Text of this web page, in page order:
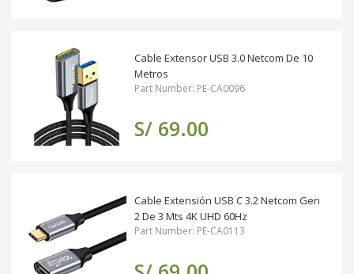
Cable Extensor USB 3.0 Netcom De 10
Metros
Part Number: PE-CA0096
S/ 69.00
Cable Extensión USB C 3.2 Netcom Gen
2 De 3 Mts 4K UHD 60Hz
Part Number: PE-CA0113